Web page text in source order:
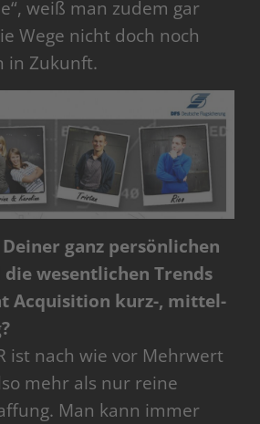
weiß man zudem gar
Wege nicht doch noch
in Zukunft.
ganz persönlichen
die wesentlichen Trends
Acquisition kurz-, mittel-
ist nach wie vor Mehrwert
mehr als nur reine
Man kann immer